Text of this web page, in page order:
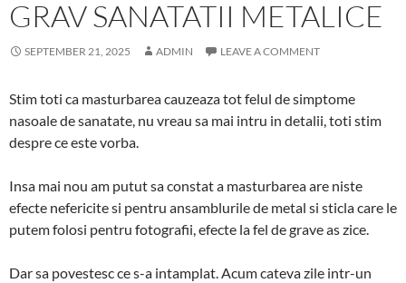
GRAV SANATATII METALICE
SEPTEMBER 21, 2025 ADMIN LEAVE A COMMENT
Stim toti ca masturbarea cauzeaza tot felul de simptome
nasoale de sanatate, nu vreau sa mai intru in detalii, toti stim
despre ce este vorba.
Insa mai nou am putut sa constat a masturbarea are niste
efecte nefericite si pentru ansamblurile de metal si sticla care le
putem folosi pentru fotografii, efecte la fel de grave as zice.
Dar sa povestesc ce s-a intamplat. Acum cateva zile intr-un